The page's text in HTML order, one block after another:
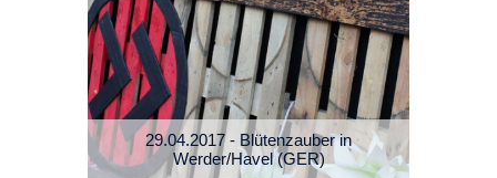
29.04.2017 - Blütenzauber in
Werder/Havel (GER)